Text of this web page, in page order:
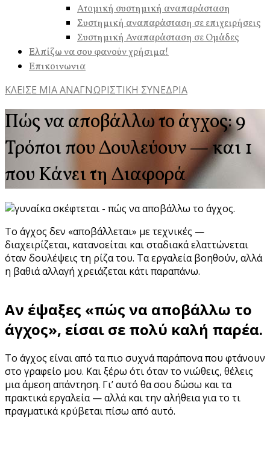
Ατομική συστημική αναπαράσταση
Συστημική αναπαράσταση σε επιχειρήσεις
Συστημική Αναπαράσταση σε Ομάδες
Ελπίζω να σου φανούν χρήσιμα!
Επικοινωνια
ΚΛΕΙΣΕ ΜΙΑ ΑΝΑΓΝΩΡΙΣΤΙΚΗ ΣΥΝΕΔΡΙΑ
Πώς να αποβάλλω το άγχος: 9
Τρόποι που Δουλεύουν — και 1
που Κάνει τη Διαφορά
Το άγχος δεν «αποβάλλεται» με τεχνικές —
διαχειρίζεται, κατανοείται και σταδιακά ελαττώνεται
όταν δουλέψεις τη ρίζα του. Τα εργαλεία βοηθούν, αλλά
η βαθιά αλλαγή χρειάζεται κάτι παραπάνω.
Αν έψαξες «πώς να αποβάλλω το
άγχος», είσαι σε πολύ καλή παρέα.
Το άγχος είναι από τα πιο συχνά παράπονα που φτάνουν
στο γραφείο μου. Και ξέρω ότι όταν το νιώθεις, θέλεις
μια άμεση απάντηση. Γι’ αυτό θα σου δώσω και τα
πρακτικά εργαλεία — αλλά και την αλήθεια για το τι
πραγματικά κρύβεται πίσω από αυτό.